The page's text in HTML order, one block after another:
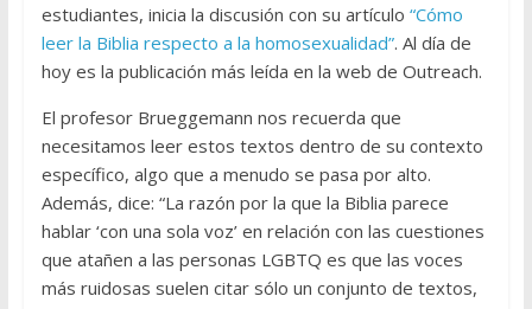
estudiantes, inicia la discusión con su artículo “Cómo
leer la Biblia respecto a la homosexualidad”. Al día de
hoy es la publicación más leída en la web de Outreach.
El profesor Brueggemann nos recuerda que
necesitamos leer estos textos dentro de su contexto
específico, algo que a menudo se pasa por alto.
Además, dice: “La razón por la que la Biblia parece
hablar ‘con una sola voz’ en relación con las cuestiones
que atañen a las personas LGBTQ es que las voces
más ruidosas suelen citar sólo un conjunto de textos,